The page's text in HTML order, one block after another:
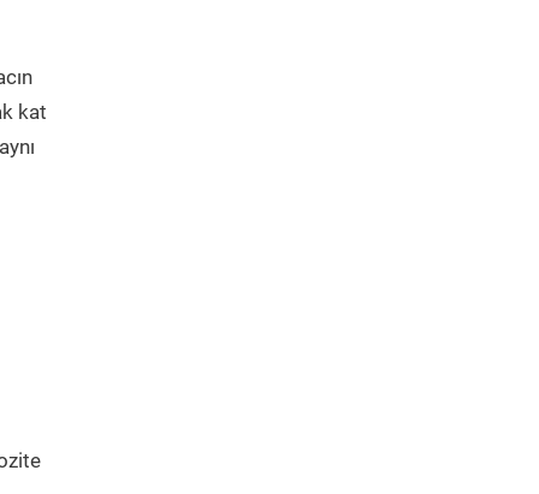
kat